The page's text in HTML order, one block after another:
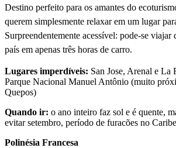
Destino perfeito para os amantes do
querem simplesmente relaxar em um lugar
Surpreendentemente acessível: pode-se viajar
país em apenas três horas de carro.
Lugares imperdíveis: San Jose, Arenal e La
Parque Nacional Manuel Antônio (muito
Quepos)
Quando ir: o ano inteiro faz sol e é quente,
evitar setembro, período de furacões no Caribe
Polinésia Francesa